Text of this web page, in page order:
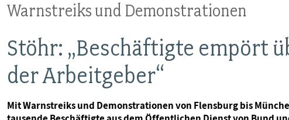
POSITIONEN
AUSBILDUNGSINFORMATIONEN
INTERNATIONALES
Warnstreiks und Demonstrationen
Stöhr: „Beschäftigte empört
der Arbeitgeber“
Mit Warnstreiks und Demonstrationen von Flensburg bis